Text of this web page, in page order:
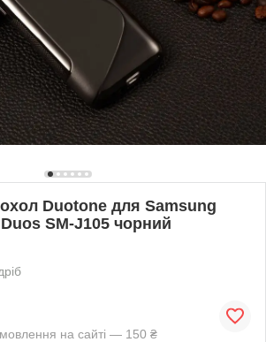
Duotone для Samsung
SM-J105 чорний
на сайті — 150 ₴